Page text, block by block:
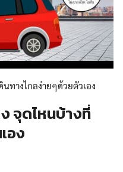
ทางไกลง่ายๆด้วยตัวเอง
จุดไหนบ้างที่
อง